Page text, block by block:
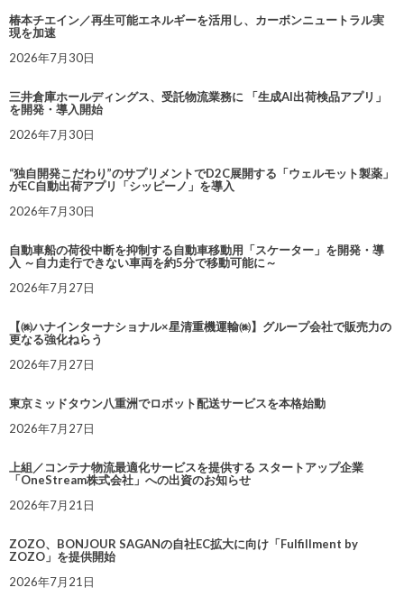
椿本チエイン／再生可能エネルギーを活用し、カーボンニュートラル実
現を加速
2026年7月30日
三井倉庫ホールディングス、受託物流業務に 「生成AI出荷検品アプリ」
を開発・導入開始
2026年7月30日
“独自開発こだわり”のサプリメントでD2C展開する「ウェルモット製薬」
がEC自動出荷アプリ「シッピーノ」を導入
2026年7月30日
自動車船の荷役中断を抑制する自動車移動用「スケーター」を開発・導
入 ～自力走行できない車両を約5分で移動可能に～
2026年7月27日
【㈱ハナインターナショナル×星清重機運輸㈱】グループ会社で販売力の
更なる強化ねらう
2026年7月27日
東京ミッドタウン八重洲でロボット配送サービスを本格始動
2026年7月27日
上組／コンテナ物流最適化サービスを提供する スタートアップ企業
「OneStream株式会社」への出資のお知らせ
2026年7月21日
ZOZO、BONJOUR SAGANの自社EC拡大に向け「Fulfillment by
ZOZO」を提供開始
2026年7月21日